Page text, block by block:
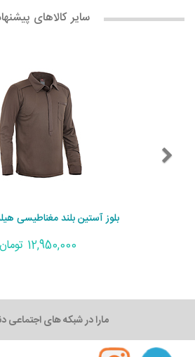
سایر کالاهای
بلوز آستین بلند مغناطیسی
12,950,000 تومان
مارا در شبکه های اجتماعی